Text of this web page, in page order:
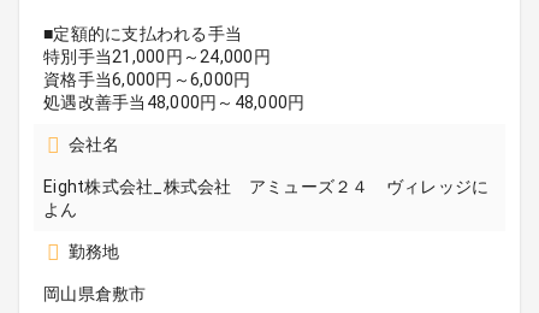
■定額的に支払われる手当
特別手当21,000円～24,000円
資格手当6,000円～6,000円
処遇改善手当48,000円～48,000円
会社名
Eight株式会社_株式会社 アミューズ２４ ヴィレッジに
よん
勤務地
岡山県倉敷市